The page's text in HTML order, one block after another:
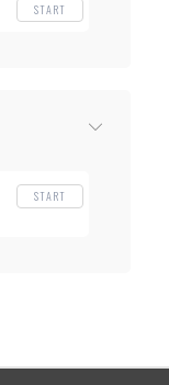
START
START